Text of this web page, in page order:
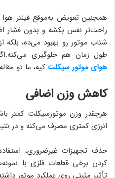
همچنین تعویض به‌موقع فیلتر
راحت‌تر نفس بکشه و بدون فشار
شتاب موتور رو بهبود می‌ده، بلکه
طول زمان هم جلوگیری
هوای موتور سیکلت کیه، ما تو
کاهش وزن اضافی
هرچقدر وزن موتورسیکلت کمتر
انرژی کمتری مصرف می‌کنه و در
حذف تجهیزات غیرضروری،
کردن برخی قطعات فلزی با
تأثیر مثبتی روی عملکرد موتور